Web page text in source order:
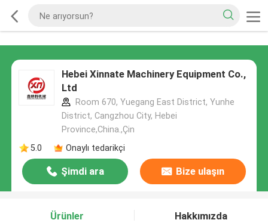
Hebei Xinnate Machinery Equipment Co.,
Ltd
Room 670, Yuegang East District, Yunhe
District, Cangzhou City, Hebei
Province,China.,Çin
5.0
Onaylı tedarikçi
Şimdi ara Bize ulaşın
Ürünler Hakkımızda